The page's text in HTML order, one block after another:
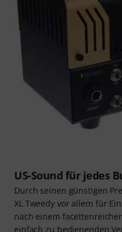
US-Sound für jedes
Durch seinen günstigen
XL Tweedy vor allem für
nach einem
einfach zu bedienenden